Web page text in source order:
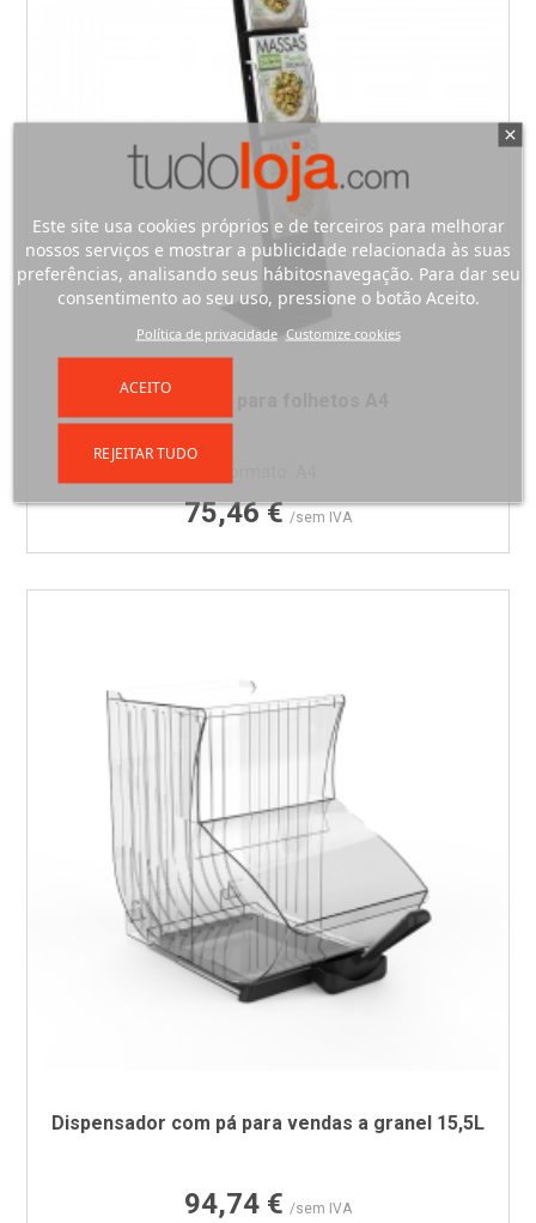
Preço
75,46 € /sem IVA
Dispensador com pá para vendas a granel 15,5L
Preço
94,74 € /sem IVA
Este site usa cookies próprios e de terceiros para melhorar
nossos serviços e mostrar a publicidade relacionada às suas
preferências, analisando seus hábitosnavegação. Para dar seu
consentimento ao seu uso, pressione o botão Aceito.
Política de privacidade Customize cookies
REJEITAR TUDO
ACEITO